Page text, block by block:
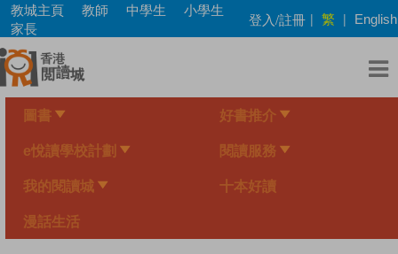
Skip
main
content
教城主頁 教師 中學生
小學生
家長
登入/註冊 | 繁 | English
圖書 好書推介
e悅讀學校計劃 閱讀服務
我的閱讀城 十本好讀
漫話生活